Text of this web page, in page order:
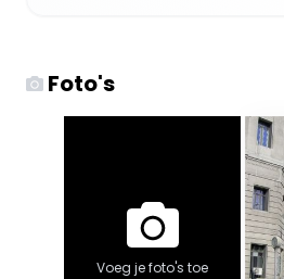
Foto's
Voeg je foto's toe